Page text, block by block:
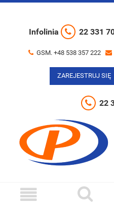
Infolinia 22 331
GSM. +48 538 357 222
ZAREJESTRUJ SIĘ
22